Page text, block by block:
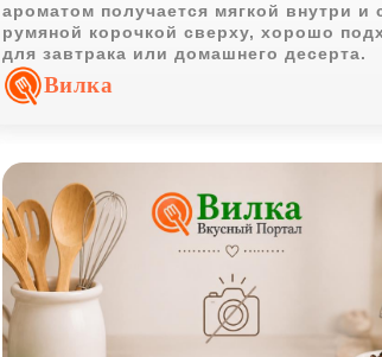
ароматом получается мягкой внутри и
румяной корочкой сверху, хорошо
для завтрака или домашнего десерта.
Вилка